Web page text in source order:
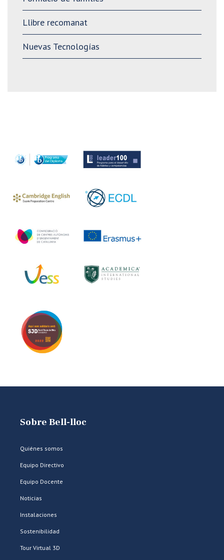
Llibre recomanat
Nuevas Tecnologías
Sobre Bell-lloc
Quiénes somos
Equipo Directivo
Equipo Docente
Noticias
Instalaciones
Sostenibilidad
Tour Virtual 3D